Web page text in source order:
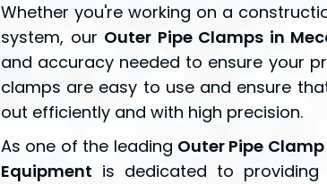
Whether you're working on a
system, our Outer Pipe Clamps in
and accuracy needed to ensure your
clamps are easy to use and ensure
out efficiently and with high precision.
As one of the leading Outer Pipe
Equipment is dedicated to